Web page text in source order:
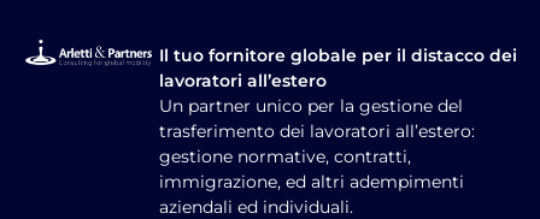
Il tuo fornitore globale per il distacco dei
lavoratori all’estero
Un partner unico per la gestione del
trasferimento dei lavoratori all’estero:
gestione normative, contratti,
immigrazione, ed altri adempimenti
aziendali ed individuali.